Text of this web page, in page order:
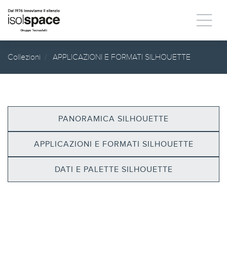
Collezioni APPLICAZIONI E FORMATI SILHOUETTE
PANORAMICA SILHOUETTE
APPLICAZIONI E FORMATI SILHOUETTE
DATI E PALETTE SILHOUETTE